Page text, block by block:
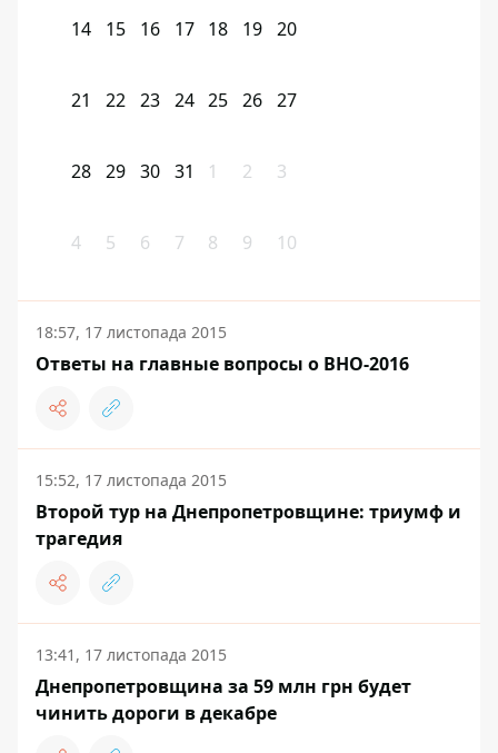
14 15 16 17 18 19 20
21 22 23 24 25 26 27
28 29 30 31 1 2 3
4 5 6 7 8 9 10
18:57, 17 листопада 2015
Ответы на главные вопросы о ВНО-2016
15:52, 17 листопада 2015
Второй тур на Днепропетровщине: триумф и
трагедия
13:41, 17 листопада 2015
Днепропетровщина за 59 млн грн будет
чинить дороги в декабре